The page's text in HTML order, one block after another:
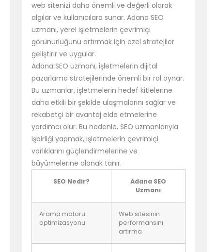
web sitenizi daha önemli ve değerli olarak
algılar ve kullanıcılara sunar. Adana SEO
uzmanı, yerel işletmelerin çevrimiçi
görünürlüğünü artırmak için özel stratejiler
geliştirir ve uygular.
Adana SEO uzmanı, işletmelerin dijital
pazarlama stratejilerinde önemli bir rol oynar.
Bu uzmanlar, işletmelerin hedef kitlelerine
daha etkili bir şekilde ulaşmalarını sağlar ve
rekabetçi bir avantaj elde etmelerine
yardımcı olur. Bu nedenle, SEO uzmanlarıyla
işbirliği yapmak, işletmelerin çevrimiçi
varlıklarını güçlendirmelerine ve
büyümelerine olanak tanır.
SEO Nedir?
Adana SEO
Uzmanı
Arama motoru
optimizasyonu
Web sitesinin
performansını
artırma